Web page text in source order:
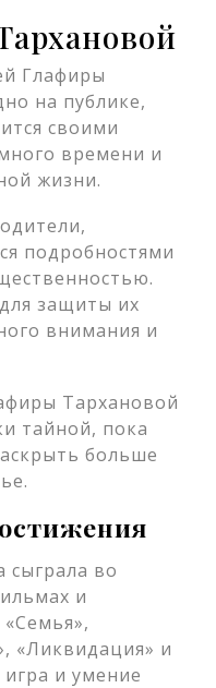
Глафиры
на публике,
своими
времени и
жизни.
подробностями
защиты их
внимания и
Тархановой
тайной, пока
больше
сыграла во
и
«Ликвидация» и
и умение